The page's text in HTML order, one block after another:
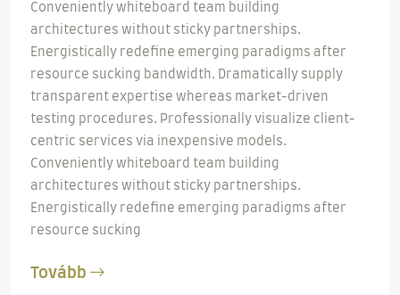
Conveniently whiteboard team building
architectures without sticky partnerships.
Energistically redefine emerging paradigms after
resource sucking bandwidth. Dramatically supply
transparent expertise whereas market-driven
testing procedures. Professionally visualize client-
centric services via inexpensive models.
Conveniently whiteboard team building
architectures without sticky partnerships.
Energistically redefine emerging paradigms after
resource sucking
Tovább